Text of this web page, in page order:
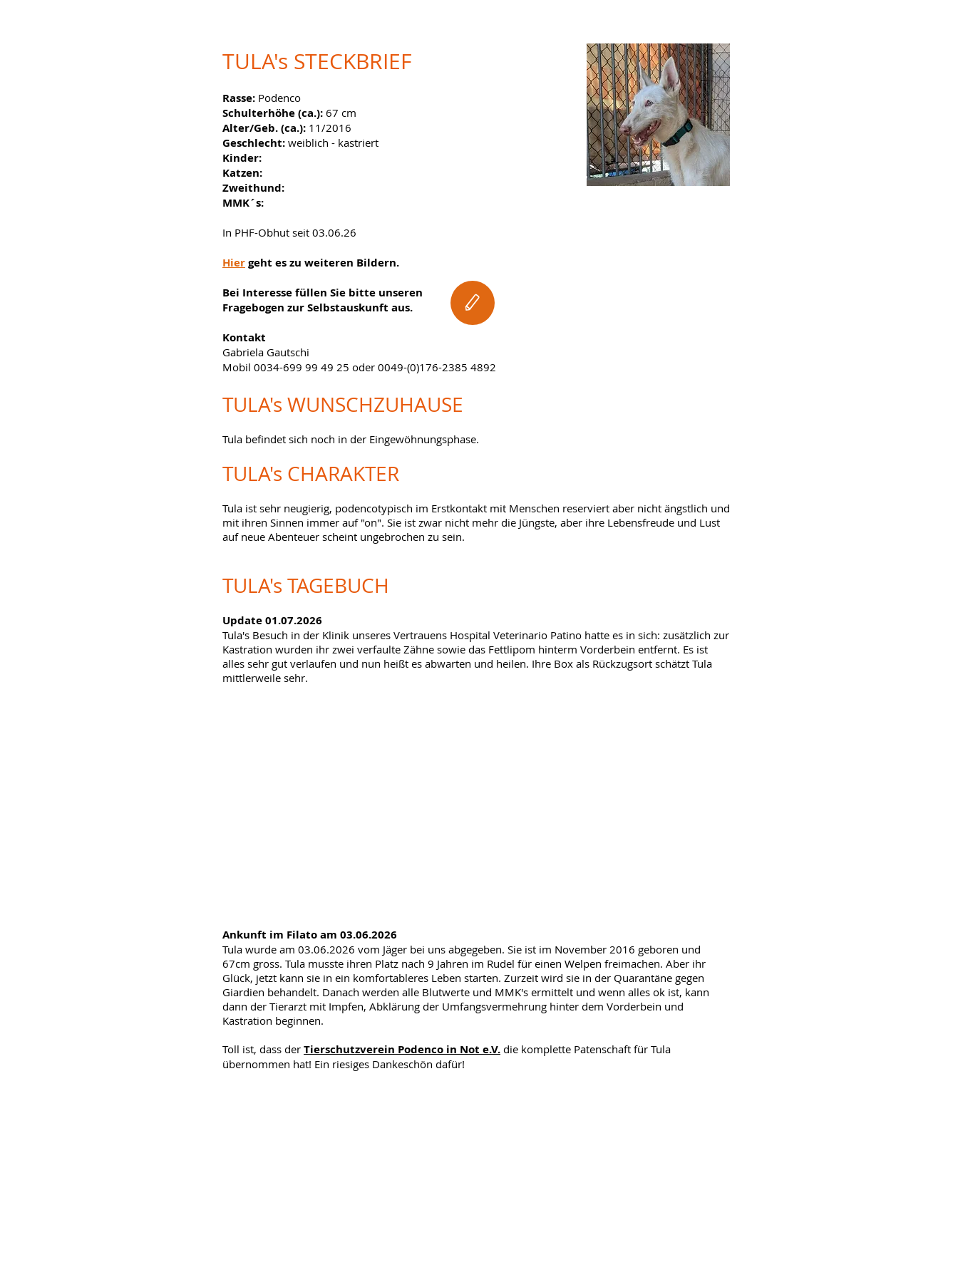
TULA's STECKBRIEF
Rasse: Podenco
Schulterhöhe (ca.): 67 cm
Alter/Geb. (ca.): 11/2016
Geschlecht: weiblich - kastriert
Kinder:
Katzen:
Zweithund:
MMK´s:
In PHF-Obhut seit 03.06.26
Hiergeht es zu weiteren Bildern.
Bei Interesse füllen Sie bitte unseren
Fragebogen zur Selbstauskunft aus.
Kontakt
Gabriela Gautschi
Mobil 0034-699 99 49 25 oder 0049-(0)176-2385 4892
TULA's WUNSCHZUHAUSE
Tula befindet sich noch in der Eingewöhnungsphase.
TULA's CHARAKTER
Tula ist sehr neugierig, podencotypisch im Erstkontakt mit Menschen reserviert aber nicht ängstlich und
mit ihren Sinnen immer auf "on". Sie ist zwar nicht mehr die Jüngste, aber ihre Lebensfreude und Lust
auf neue Abenteuer scheint ungebrochen zu sein.
TULA's TAGEBUCH
Update01.07.2026
Tula's Besuch in der Klinik unseres Vertrauens Hospital Veterinario Patino hatte es in sich: zusätzlich zur
Kastration wurden ihr zwei verfaulte Zähne sowie das Fettlipom hinterm Vorderbein entfernt. Es ist
alles sehr gut verlaufen und nun heißt es abwarten und heilen. Ihre Box als Rückzugsort schätzt Tula
mittlerweile sehr.
Ankunft im Filato am 03.06.2026
Tula wurde am 03.06.2026 vom Jäger bei uns abgegeben. Sie ist im November 2016 geboren und
67cm gross. Tula musste ihren Platz nach 9 Jahren im Rudel für einen Welpen freimachen. Aber ihr
Glück, jetzt kann sie in ein komfortableres Leben starten. Zurzeit wird sie in der Quarantäne gegen
Giardien behandelt. Danach werden alle Blutwerte und MMK's ermittelt und wenn alles ok ist, kann
dann der Tierarzt mit Impfen, Abklärung der Umfangsvermehrung hinter dem Vorderbein und
Kastration beginnen.
Toll ist, dass der Tierschutzverein Podenco in Not e.V. die komplette Patenschaft für Tula
übernommen hat! Ein riesiges Dankeschön dafür!